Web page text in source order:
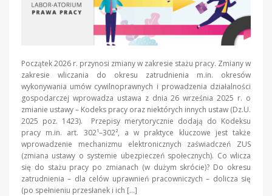
Początek 2026 r. przynosi zmiany w zakresie stażu pracy. Zmiany w
zakresie wliczania do okresu zatrudnienia m.in. okresów
wykonywania umów cywilnoprawnych i prowadzenia działalności
gospodarczej wprowadza ustawa z dnia 26 września 2025 r. o
zmianie ustawy – Kodeks pracy oraz niektórych innych ustaw (Dz.U.
2025 poz. 1423). Przepisy merytorycznie dodają do Kodeksu
pracy m.in. art. 302¹–302², a w praktyce kluczowe jest także
wprowadzenie mechanizmu elektronicznych zaświadczeń ZUS
(zmiana ustawy o systemie ubezpieczeń społecznych). Co wlicza
się do stażu pracy po zmianach (w dużym skrócie)? Do okresu
zatrudnienia – dla celów uprawnień pracowniczych – dolicza się
(po spełnieniu przesłanek i ich […]